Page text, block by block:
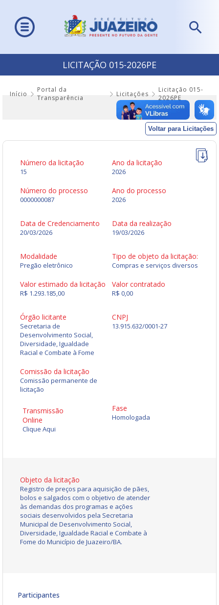
LICITAÇÃO 015-2026PE
Início
Portal da
Transparência
Licitações
Licitação 015-
2026PE
Voltar para Licitações
Número da licitação
15
Ano da licitação
2026
Número do processo
0000000087
Ano do processo
2026
Data de Credenciamento
20/03/2026
Data da realização
19/03/2026
Modalidade
Pregão eletrônico
Tipo de objeto da licitação:
Compras e serviços diversos
Valor estimado da licitação
R$ 1.293.185,00
Valor contratado
R$ 0,00
Órgão licitante
Secretaria de
Desenvolvimento Social,
Diversidade, Igualdade
Racial e Combate à Fome
CNPJ
13.915.632/0001-27
Comissão da licitação
Comissão permanente de
licitação
Transmissão
Online
Clique Aqui
Fase
Homologada
Objeto da licitação
Registro de preços para aquisição de pães,
bolos e salgados com o objetivo de atender
às demandas dos programas e ações
sociais desenvolvidos pela Secretaria
Municipal de Desenvolvimento Social,
Diversidade, Igualdade Racial e Combate à
Fome do Município de Juazeiro/BA.
Participantes